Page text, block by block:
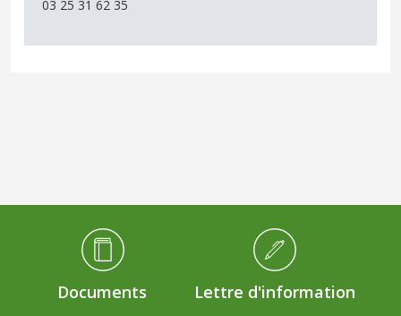
03 25 31 62 35
Médiathèque Footer
Documents Lettre d'information